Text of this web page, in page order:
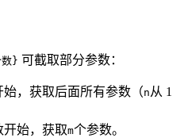
数} 可截取部分参数：
始，获取后面所有参数（n 从 1
开始，获取m个参数。